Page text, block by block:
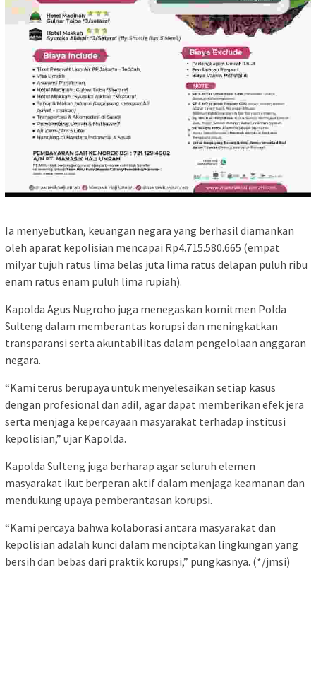
Ia menyebutkan, keuangan negara yang berhasil diamankan
oleh aparat kepolisian mencapai Rp4.715.580.665 (empat
milyar tujuh ratus lima belas juta lima ratus delapan puluh ribu
enam ratus enam puluh lima rupiah).
Kapolda Agus Nugroho juga menegaskan komitmen Polda
Sulteng dalam memberantas korupsi dan meningkatkan
transparansi serta akuntabilitas dalam pengelolaan anggaran
negara.
“Kami terus berupaya untuk menyelesaikan setiap kasus
dengan profesional dan adil, agar dapat memberikan efek jera
serta menjaga kepercayaan masyarakat terhadap institusi
kepolisian,” ujar Kapolda.
Kapolda Sulteng juga berharap agar seluruh elemen
masyarakat ikut berperan aktif dalam menjaga keamanan dan
mendukung upaya pemberantasan korupsi.
“Kami percaya bahwa kolaborasi antara masyarakat dan
kepolisian adalah kunci dalam menciptakan lingkungan yang
bersih dan bebas dari praktik korupsi,” pungkasnya. (*/jmsi)